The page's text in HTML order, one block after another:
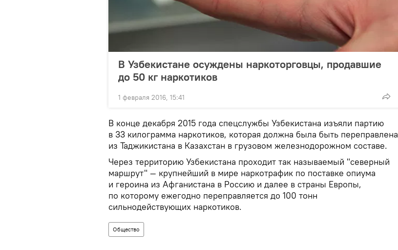
В Узбекистане осуждены наркоторговцы, продавшие
до 50 кг наркотиков
1 февраля 2016, 15:41
В конце декабря 2015 года спецслужбы Узбекистана изъяли партию
в 33 килограмма наркотиков, которая должна была быть переправлена
из Таджикистана в Казахстан в грузовом железнодорожном составе.
Через территорию Узбекистана проходит так называемый "северный
маршрут" — крупнейший в мире наркотрафик по поставке опиума
и героина из Афганистана в Россию и далее в страны Европы,
по которому ежегодно переправляется до 100 тонн
сильнодействующих наркотиков.
Общество